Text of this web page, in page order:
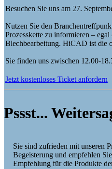
Besuchen Sie uns am 27.
Nutzen Sie den
Prozesskette zu informieren –
Blechbearbeitung. HiCAD ist die
Sie finden uns zwischen 12.00-
Jetzt kostenloses Ticket anfordern
Pssst...
Sie sind zufrieden mit unseren
Begeisterung und empfehlen
Empfehlung für die Produkte